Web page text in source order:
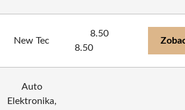
New Tec
8.50
8.50
Auto
Elektronika,